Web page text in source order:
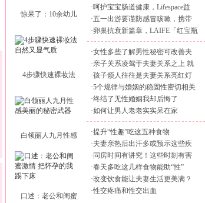
惊呆了：10余幼儿
4步骤快速裸妆法
白领丽人九月性感
口述：老公和闺蜜
·呵护宝宝肠道健康，Lifespace益
·五一出游要谨防感冒咳嗽，携带
·卵巢抗衰新篇章，LAIFE「红宝瓶
·女性多些了解男性秘密可改善夫
·亲子关系凌驾于夫妻关系之上 就
·孩子烦人往往是夫妻关系亮红灯
·5个规律与婚姻的稳固性密切相关
·终结了无性婚姻我却后悔了
·如何让男人老老实实呆在家
·提升“性趣”吃这五种食物
·夫妻亲热后出汗多或预示这些疾
· 同房时间有讲究！这些时刻有害
·春天多吃这几样食物能助“性”
·改变饮食能让夫妻生活更美满？
·性交疼痛和性交出血